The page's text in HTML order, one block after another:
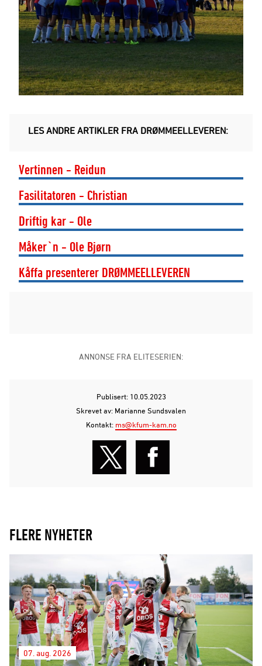
LES ANDRE ARTIKLER FRA DRØMMEELLEVEREN:
Vertinnen - Reidun
Fasilitatoren - Christian
Driftig kar - Ole
Måker`n - Ole Bjørn
Kåffa presenterer DRØMMEELLEVEREN
ANNONSE FRA ELITESERIEN:
Publisert: 10.05.2023
Skrevet av: Marianne Sundsvalen
Kontakt: ms@kfum-kam.no
FLERE NYHETER
07. aug. 2026